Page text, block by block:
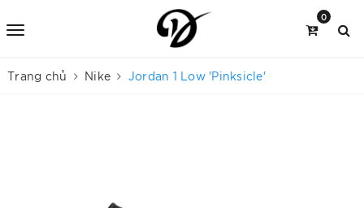
0
Trang chủ Nike Jordan 1 Low 'Pinksicle'